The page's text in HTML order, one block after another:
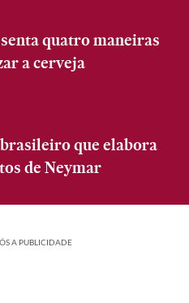
quatro maneiras
a cerveja
que elabora
de Neymar
A PUBLICIDADE